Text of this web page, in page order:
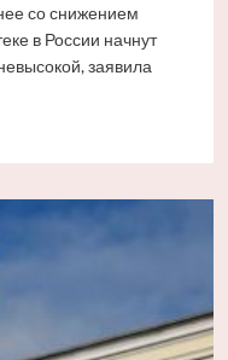
со снижением
в России начнут
заявила